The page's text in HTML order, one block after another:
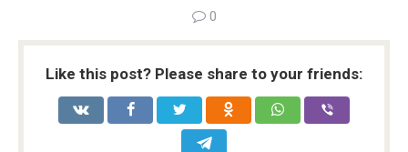
0
Like this post? Please share to your friends: